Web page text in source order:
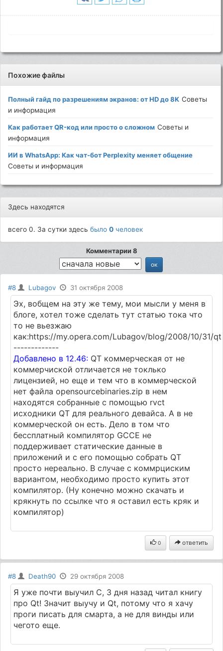
Похожие файлы
Полный гайд по разрешениям экранов: от HD до 8K Советы
и информация
Как работает QR-код или просто о сложном Советы и
информация
ИИ в WhatsApp: Как чат-бот Perplexity меняет общение
Советы и информация
Здесь находятся
всего 0. За сутки здесьбыло0 человек
Комментарии 8
#8 Lubagov 31 октября 2008
Эх, вобщем на эту же тему, мои мысли у меня в
блоге, хотел тоже сделать тут статью тока что
то не вьезжаю
как:https://my.opera.com/Lubagov/blog/2008/10/31/qt
-------------
Добавлено в 12.46: QT коммерческая от не
коммерчиской отличается не токлько
лицензией, но еще и тем что в коммерческой
нет файла opensourcebinaries.zip в нем
находятся собранные с помощью rvct
исходники QT для реального девайса. А в не
коммерческой он есть. Дело в том что
бессплатный компилятор GCCE не
поддерживает статические данные в
приложений и с его помощью собрать QT
просто нереально. В случае с коммрциским
вариантом, необходимо просто купить этот
компилятор. (Ну конечно можно скачать и
крякнуть по ссылке что я оставил есть кряк и
компилятор)
0 ответить
#8 Death90 29 октября 2008
Я уже почти выучил С, 3 дня назад читал книгу
про Qt! Значит выучу и Qt, потому что я хачу
проги писать для смарта, а не для винды или
чегото еще.